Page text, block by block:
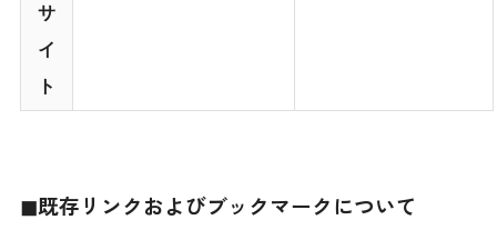
サ
イ
ト
◼︎既存リンクおよびブックマークについて